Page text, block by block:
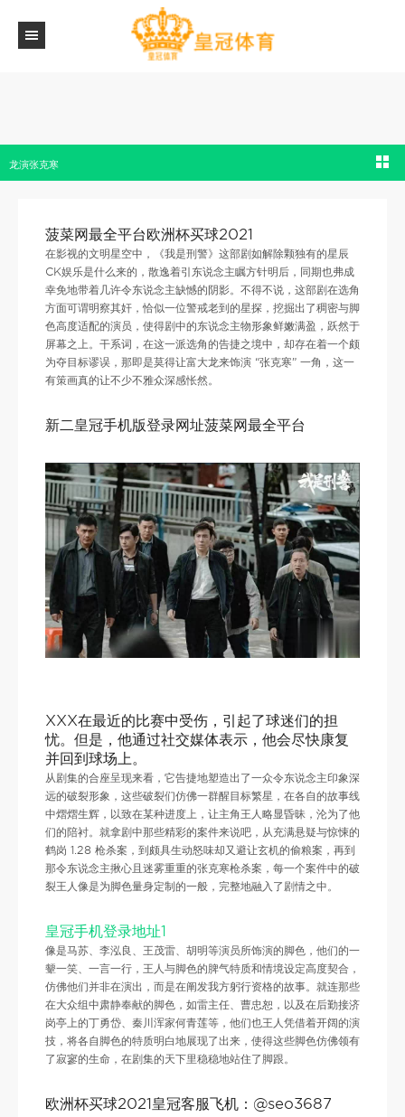
龙演张克寒
菠菜网最全平台欧洲杯买球2021
在影视的文明星空中，《我是刑警》这部剧如解除颗独有的星辰
CK娱乐是什么来的，散逸着引东说念主瞩方针明后，同期也弗成
幸免地带着几许令东说念主缺憾的阴影。不得不说，这部剧在选角
方面可谓明察其奸，恰似一位警戒老到的星探，挖掘出了稠密与脚
色高度适配的演员，使得剧中的东说念主物形象鲜嫩满盈，跃然于
屏幕之上。干系词，在这一派选角的告捷之境中，却存在着一个颇
为夺目标谬误，那即是莫得让富大龙来饰演 “张克寒” 一角，这一
有策画真的让不少不雅众深感怅然。
新二皇冠手机版登录网址菠菜网最全平台
XXX在最近的比赛中受伤，引起了球迷们的担
忧。但是，他通过社交媒体表示，他会尽快康复
并回到球场上。
从剧集的合座呈现来看，它告捷地塑造出了一众令东说念主印象深
远的破裂形象，这些破裂们仿佛一群醒目标繁星，在各自的故事线
中熠熠生辉，以致在某种进度上，让主角王人略显昏昧，沦为了他
们的陪衬。就拿剧中那些精彩的案件来说吧，从充满悬疑与惊悚的
鹤岗 1.28 枪杀案，到颇具生动怒味却又避让玄机的偷粮案，再到
那令东说念主揪心且迷雾重重的张克寒枪杀案，每一个案件中的破
裂王人像是为脚色量身定制的一般，完整地融入了剧情之中。
皇冠手机登录地址1
像是马苏、李泓良、王茂雷、胡明等演员所饰演的脚色，他们的一
颦一笑、一言一行，王人与脚色的脾气特质和情境设定高度契合，
仿佛他们并非在演出，而是在阐发我方躬行资格的故事。就连那些
在大众组中肃静奉献的脚色，如雷主任、曹忠恕，以及在后勤接济
岗亭上的丁勇岱、秦川浑家何青莲等，他们也王人凭借着开阔的演
技，将各自脚色的特质明白地展现了出来，使得这些脚色仿佛领有
了寂寥的生命，在剧集的天下里稳稳地站住了脚跟。
欧洲杯买球2021皇冠客服飞机：@seo3687